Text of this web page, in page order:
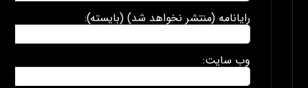
رایانامه (منتشر نخواهد شد) (بایسته):
وب سایت: